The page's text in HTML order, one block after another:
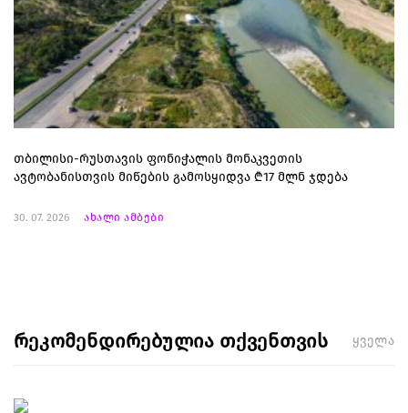
თბილისი-რუსთავის ფონიჭალის მონაკვეთის
ავტობანისთვის მიწების გამოსყიდვა ₾17 მლნ ჯდება
30. 07. 2026 ახალი ამბები
რეკომენდირებულია თქვენთვის ყველა